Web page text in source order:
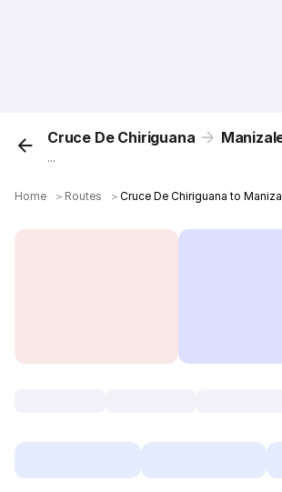
Cruce De Chiriguana
...
Home ＞ Routes ＞Cruce De Chiriguana to